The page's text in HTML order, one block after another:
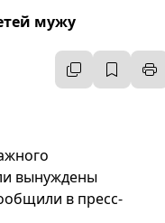
мужу
вынуждены
в пресс-